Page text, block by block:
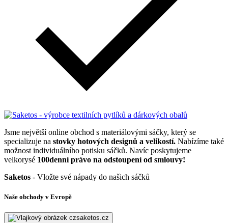
Jsme největší online obchod s materiálovými sáčky, který se
specializuje na stovky hotových designů a velikostí. Nabízíme také
možnost individuálního potisku sáčků. Navíc poskytujeme
velkorysé 100denní právo na odstoupení od smlouvy!
Saketos - Vložte své nápady do našich sáčků
Naše obchody v Evropě
saketos.cz